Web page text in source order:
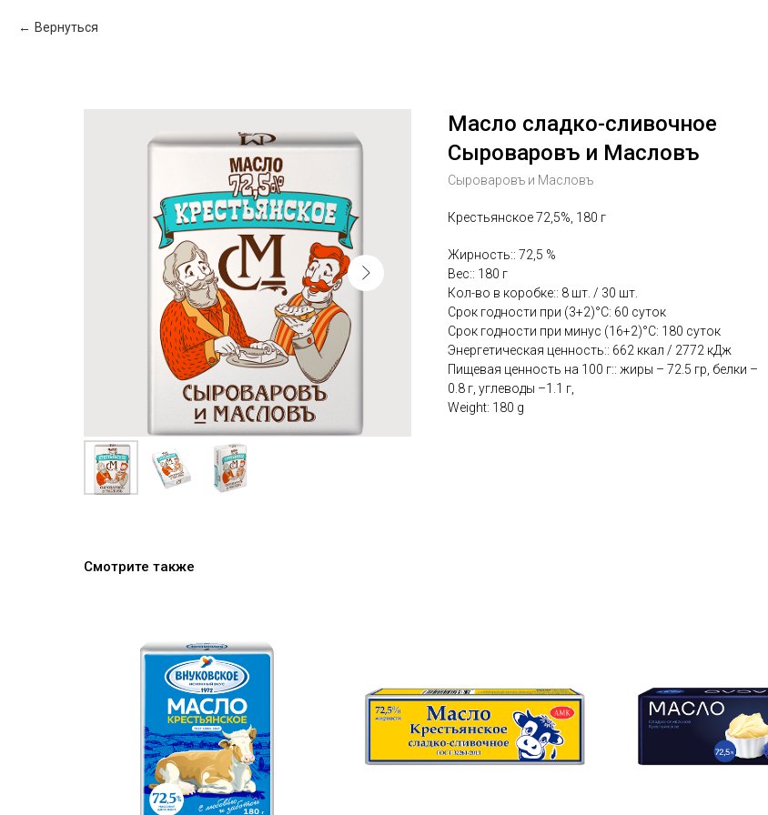
Вернуться
Масло сладко-сливочное
Сыроваровъ и Масловъ
Сыроваровъ и Масловъ
Крестьянское 72,5%, 180 г
Жирность:: 72,5 %
Вес:: 180 г
Кол-во в коробке:: 8 шт. / 30 шт.
Срок годности при (3+2)°С: 60 суток
Срок годности при минус (16+2)°С: 180 суток
Энергетическая ценность:: 662 ккал / 2772 кДж
Пищевая ценность на 100 г:: жиры – 72.5 гр, белки –
0.8 г, углеводы –1.1 г,
Weight: 180 g
Смотрите также